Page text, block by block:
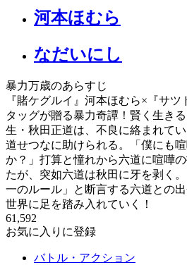
河本ほむら
なだいにし
暴力万歳のあらすじ
『賭ケグルイ』河本ほむら×『サ
タッグが贈る暴力奇譚！賢く生き
生・秋田正道は、不良に絡まれて
道せつなに助けられる。「僕にも
か？」打算と憧れから六道に喧嘩
たが、突如六道は秋田に牙を剥く
一のルール」と断言する六道との
世界に足を踏み入れていく！
61,592
お気に入りに登録
バトル・アクション